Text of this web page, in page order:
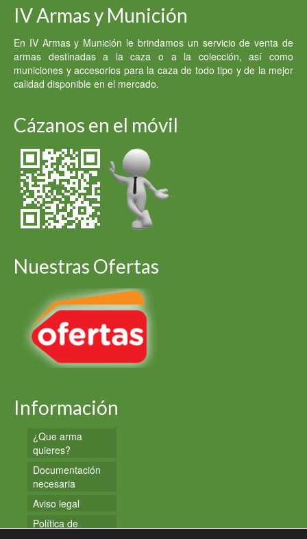
IV Armas y Munición
En IV Armas y Munición le brindamos un servicio de venta de
armas destinadas a la caza o a la colección, así como
municiones y accesorios para la caza de todo tipo y de la mejor
calidad disponible en el mercado.
Cázanos en el móvil
Nuestras Ofertas
Información
¿Que arma
quieres?
Documentación
necesaria
Aviso legal
Política de